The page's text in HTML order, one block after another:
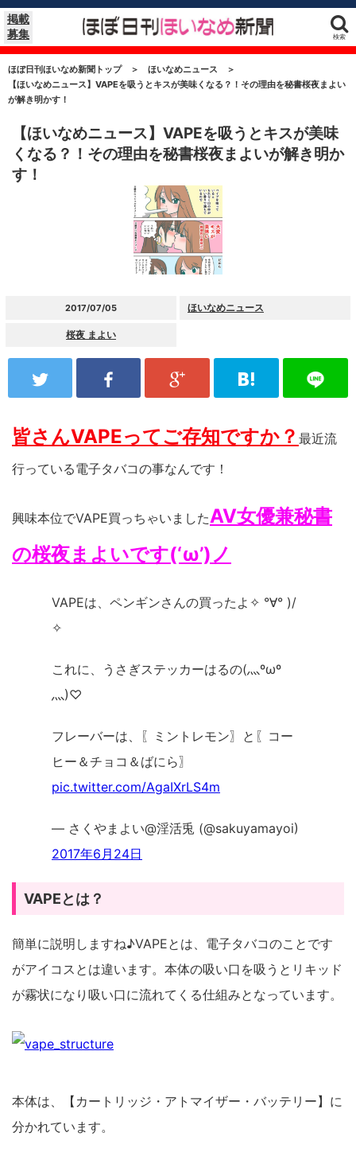
掲載
募集
検索
ほぼ日刊ほいなめ新聞トップ ＞ ほいなめニュース
＞
【ほいなめニュース】VAPEを吸うとキスが美味くなる？！その理由を秘書桜夜まよい
が解き明かす！
【ほいなめニュース】VAPEを吸うとキスが美味
くなる？！その理由を秘書桜夜まよいが解き明か
す！
2017/07/05 ほいなめニュース
桜夜 まよい
皆さんVAPEってご存知ですか？ 最近流
行っている電子タバコの事なんです！
興味本位でVAPE買っちゃいましたAV女優兼秘書
の桜夜まよいです(‘ω’)ノ
VAPEは、ペンギンさんの買ったよ✧ °∀° )/
✧
これに、うさぎステッカーはるの(灬ºωº
灬)♡
フレーバーは、〖ミントレモン〗と〖コー
ヒー＆チョコ＆ばにら〗
pic.twitter.com/AgaIXrLS4m
— さくやまよい@淫活兎 (@sakuyamayoi)
2017年6月24日
VAPEとは？
簡単に説明しますね♪VAPEとは、電子タバコのことです
がアイコスとは違います。本体の吸い口を吸うとリキッド
が霧状になり吸い口に流れてくる仕組みとなっています。
本体は、【カートリッジ・アトマイザー・バッテリー】に
分かれています。